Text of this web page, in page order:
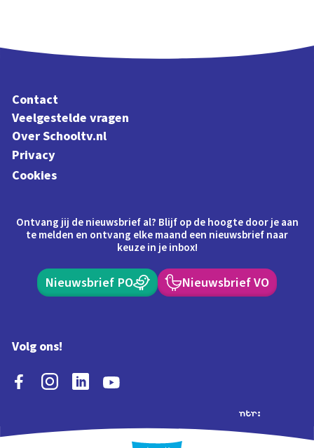
Contact
Veelgestelde vragen
Over Schooltv.nl
Privacy
Cookies
Ontvang jij de nieuwsbrief al? Blijf op de hoogte door je aan
te melden en ontvang elke maand een nieuwsbrief naar
keuze in je inbox!
Nieuwsbrief PO Nieuwsbrief VO
Volg ons!